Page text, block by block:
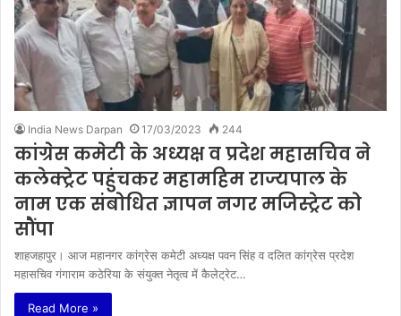
India News Darpan 17/03/2023 244
कांग्रेस कमेटी के अध्यक्ष व प्रदेश महासचिव ने
कलेक्ट्रेट पहुंचकर महामहिम राज्यपाल के
नाम एक संबोधित ज्ञापन नगर मजिस्ट्रेट को
सौंपा
शाहजहापुर। आज महानगर कांग्रेस कमेटी अध्यक्ष पवन सिंह व दलित कांग्रेस प्रदेश
महासचिव गंगाराम कठेरिया के संयुक्त नेतृत्व में कैलेट्रेट…
Read More »